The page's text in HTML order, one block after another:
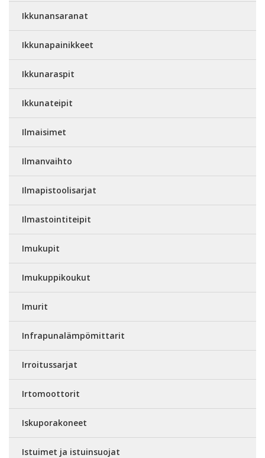
Ikkunansaranat
Ikkunapainikkeet
Ikkunaraspit
Ikkunateipit
Ilmaisimet
Ilmanvaihto
Ilmapistoolisarjat
Ilmastointiteipit
Imukupit
Imukuppikoukut
Imurit
Infrapunalämpömittarit
Irroitussarjat
Irtomoottorit
Iskuporakoneet
Istuimet ja istuinsuojat